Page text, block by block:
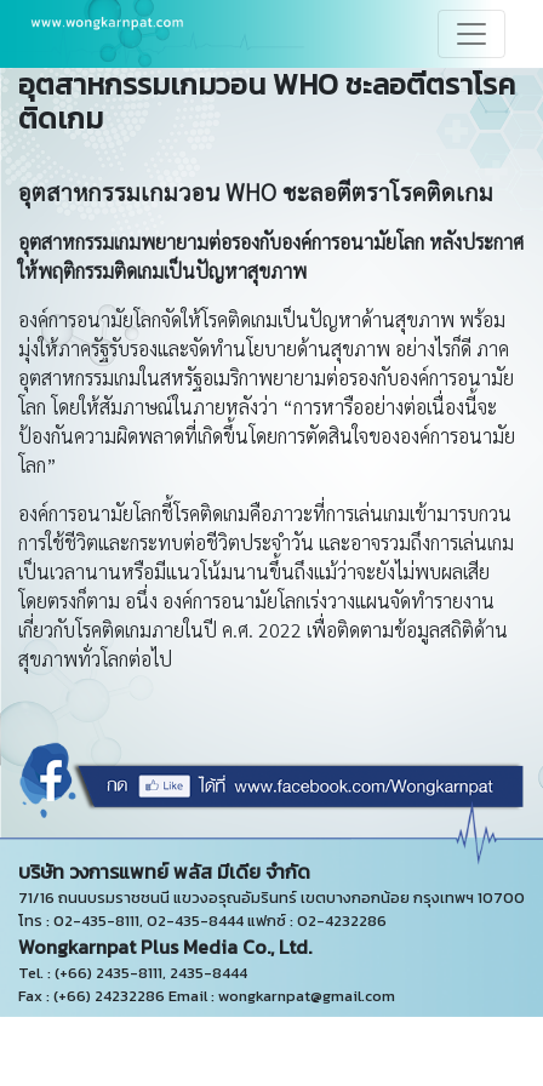
อุตสาหกรรมเกมวอน WHO ชะลอตีตราโรค
ติดเกม
อุตสาหกรรมเกมวอน WHO ชะลอตีตราโรคติดเกม
อุตสาหกรรมเกมพยายามต่อรองกับองค์การอนามัยโลก หลังประกาศ
ให้พฤติกรรมติดเกมเป็นปัญหาสุขภาพ
องค์การอนามัยโลกจัดให้โรคติดเกมเป็นปัญหาด้านสุขภาพ พร้อม
มุ่งให้ภาครัฐรับรองและจัดทำนโยบายด้านสุขภาพ อย่างไรก็ดี ภาค
อุตสาหกรรมเกมในสหรัฐอเมริกาพยายามต่อรองกับองค์การอนามัย
โลก โดยให้สัมภาษณ์ในภายหลังว่า “การหารืออย่างต่อเนื่องนี้จะ
ป้องกันความผิดพลาดที่เกิดขึ้นโดยการตัดสินใจขององค์การอนามัย
โลก”
องค์การอนามัยโลกชี้โรคติดเกมคือภาวะที่การเล่นเกมเข้ามารบกวน
การใช้ชีวิตและกระทบต่อชีวิตประจำวัน และอาจรวมถึงการเล่นเกม
เป็นเวลานานหรือมีแนวโน้มนานขึ้นถึงแม้ว่าจะยังไม่พบผลเสีย
โดยตรงก็ตาม อนึ่ง องค์การอนามัยโลกเร่งวางแผนจัดทำรายงาน
เกี่ยวกับโรคติดเกมภายในปี ค.ศ. 2022 เพื่อติดตามข้อมูลสถิติด้าน
สุขภาพทั่วโลกต่อไป
บริษัท วงการแพทย์ พลัส มีเดีย จำกัด
71/16 ถนนบรมราชชนนี แขวงอรุณอัมรินทร์ เขตบางกอกน้อย กรุงเทพฯ 10700
โทร : 02-435-8111, 02-435-8444 แฟกซ์ : 02-4232286
Wongkarnpat Plus Media Co., Ltd.
Tel. : (+66) 2435-8111, 2435-8444
Fax : (+66) 24232286 Email : wongkarnpat@gmail.com